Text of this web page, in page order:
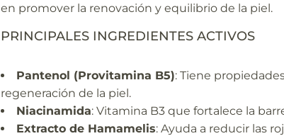
en promover la renovación y equilibrio de la piel.
PRINCIPALES INGREDIENTES ACTIVOS
Pantenol (Provitamina B5): Tiene
regeneración de la piel.
Niacinamida: Vitamina B3 que fortalece la
Extracto de Hamamelis: Ayuda a reducir las